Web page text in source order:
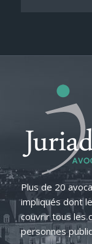
Plus de 20
impliqués dont
couvrir tous les
personnes